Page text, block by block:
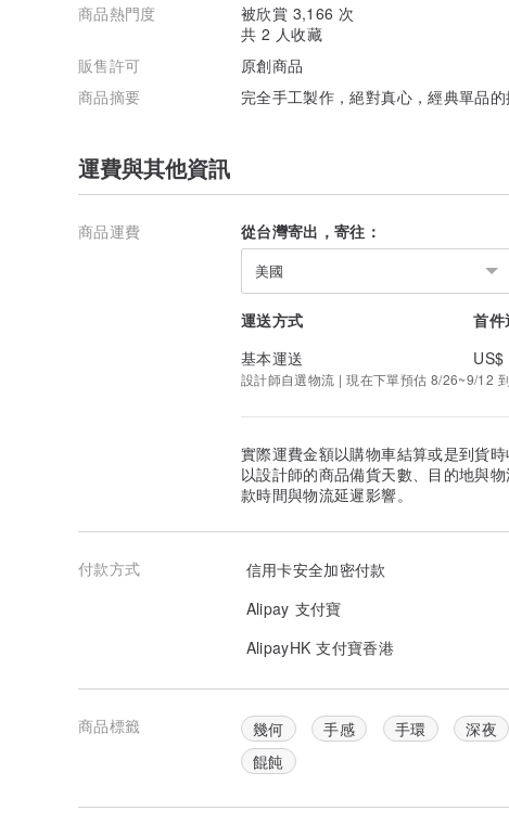
商品熱門度
被欣賞 3,166 次
共 2 人收藏
販售許可
原創商品
商品摘要
完全手工製作，絕對真心，經典單品的
運費與其他資訊
商品運費 從台灣寄出，寄往：
美國
運送方式 首件
基本運送
US$
設計師自選物流 | 現在下單預估 8/26~9/12
實際運費金額以購物車結算或是到貨時
以設計師的商品備貨天數、目的地與
款時間與物流延遲影響。
付款方式
信用卡安全加密付款
Alipay 支付寶
AlipayHK 支付寶香港
商品標籤 幾何 手感 手環 深夜
餛飩